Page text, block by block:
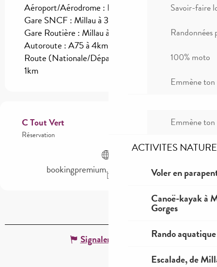
Savoir-faire
Randonnées
100% moto
Emmène
Emmène
ACTIVITES NATURE
Voler en
Canoë-kayak à
Gorges
Rando
Escalade, de
Aéroport/Aérodrome : Rodez à 60km
Gare SNCF : Millau à 3km
Gare Routière : Millau à 3km
Autoroute : A75 à 4km
Route (Nationale/Départementale) : CD999 à
1km
C Tout Vert
Réservation
bookingpremium.secureholiday.net
Signaler une erreur